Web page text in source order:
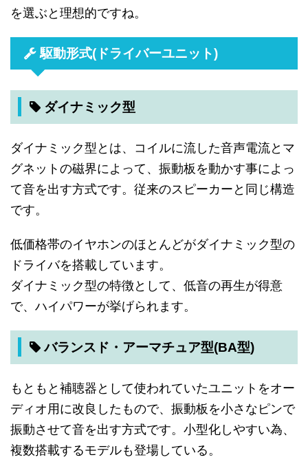
を選ぶと理想的ですね。
駆動形式(ドライバーユニット)
ダイナミック型
ダイナミック型とは、コイルに流した音声電流とマ
グネットの磁界によって、振動板を動かす事によっ
て音を出す方式です。従来のスピーカーと同じ構造
です。
低価格帯のイヤホンのほとんどがダイナミック型の
ドライバを搭載しています。
ダイナミック型の特徴として、低音の再生が得意
で、ハイパワーが挙げられます。
バランスド・アーマチュア型(BA型)
もともと補聴器として使われていたユニットをオー
ディオ用に改良したもので、振動板を小さなピンで
振動させて音を出す方式です。小型化しやすい為、
複数搭載するモデルも登場している。